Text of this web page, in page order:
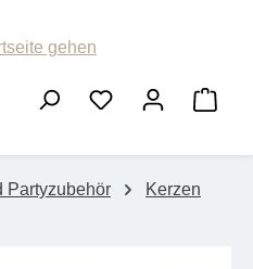
Partyzubehör
Kerzen